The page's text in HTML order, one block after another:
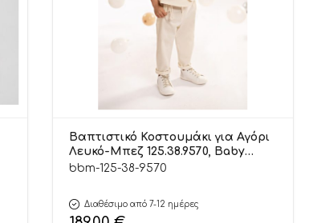
Βαπτιστικό Κοστουμάκι για Αγόρι
Λευκό-Μπεζ 125.38.9570, Baby
Bloom
bbm-125-38-9570
Διαθέσιμο από 7-12 ημέρες